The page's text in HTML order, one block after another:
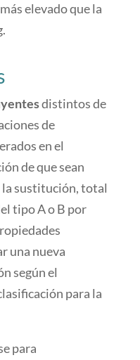
elevado que la
distintos de
de
en el
de que sean
sustitución, total
tipo A o B por
una nueva
según el
para la
para